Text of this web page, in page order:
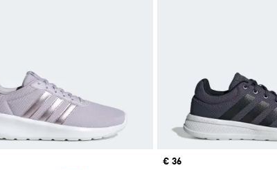
Current price
€ 36